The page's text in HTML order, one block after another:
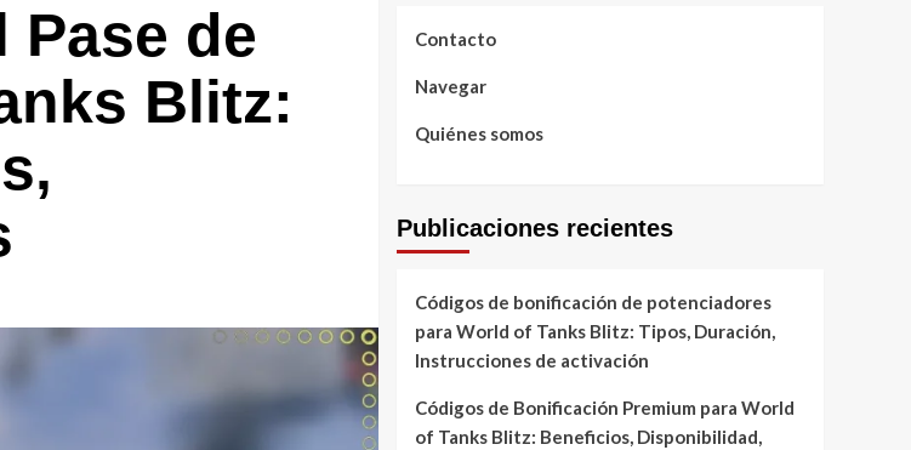
Pase de
Blitz:
Contacto
Navegar
Quiénes somos
Publicaciones recientes
Códigos de bonificación de potenciadores
para World of Tanks Blitz: Tipos, Duración,
Instrucciones de activación
Códigos de Bonificación Premium para World
of Tanks Blitz: Beneficios, Disponibilidad,